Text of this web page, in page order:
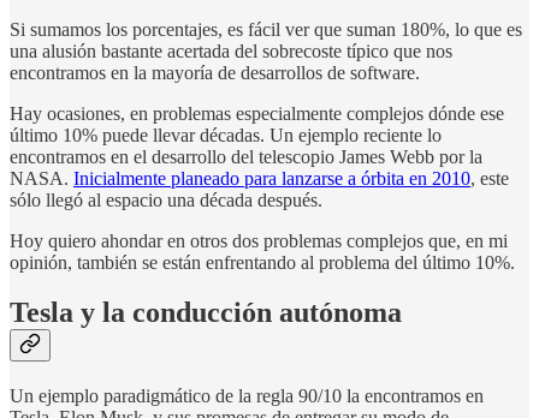
Si sumamos los porcentajes, es fácil ver que suman 180%, lo que es
una alusión bastante acertada del sobrecoste típico que nos
encontramos en la mayoría de desarrollos de software.
Hay ocasiones, en problemas especialmente complejos dónde ese
último 10% puede llevar décadas. Un ejemplo reciente lo
encontramos en el desarrollo del telescopio James Webb por la
NASA. Inicialmente planeado para lanzarse a órbita en 2010, este
sólo llegó al espacio una década después.
Hoy quiero ahondar en otros dos problemas complejos que, en mi
opinión, también se están enfrentando al problema del último 10%.
Tesla y la conducción autónoma
Un ejemplo paradigmático de la regla 90/10 la encontramos en